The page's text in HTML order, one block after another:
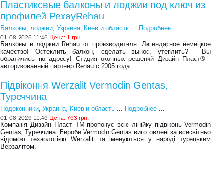
Пластиковые балконы и лоджии под ключ из
профилей РехауRehau
Балконы, лоджии,Украина, Киев и область ... Подробнее ...
01-08-2026 11:46 Цена: 1 грн.
Балконы и лоджии Rehau от производителя. Легендарное немецкое
качество! Остеклить балкон, сделать вынос, утеплить? - Вы
обратились по адресу! Студия оконных решений Дизайн Пласт® -
авторизованный партнер Rehau с 2005 года.
Підвіконня Werzalit Vermodin Gentas,
Туреччина
Подоконники,Украина, Киев и область ... Подробнее ...
01-08-2026 11:46 Цена:763 грн.
Компанія Дизайн Пласт ТМ пропонує всю лінійку підвіконь Vermodin
Gentas, Туреччина. Вироби Vermodin Gentas виготовлені за всесвітньо
відомою технологією Werzalit та іменуються у народі турецьким
Верзалітом.